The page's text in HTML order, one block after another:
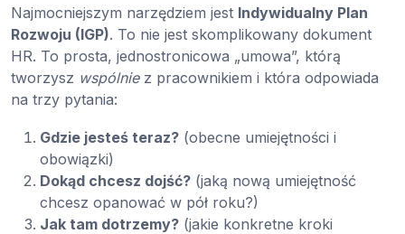
Najmocniejszym narzędziem jest Indywidualny Plan
Rozwoju (IGP). To nie jest skomplikowany dokument
HR. To prosta, jednostronicowa „umowa”, którą
tworzysz wspólniez pracownikiem i która odpowiada
na trzy pytania:
Gdzie jesteś teraz? (obecne umiejętności i
obowiązki)
Dokąd chcesz dojść? (jaką nową umiejętność
chcesz opanować w pół roku?)
Jak tam dotrzemy? (jakie konkretne kroki